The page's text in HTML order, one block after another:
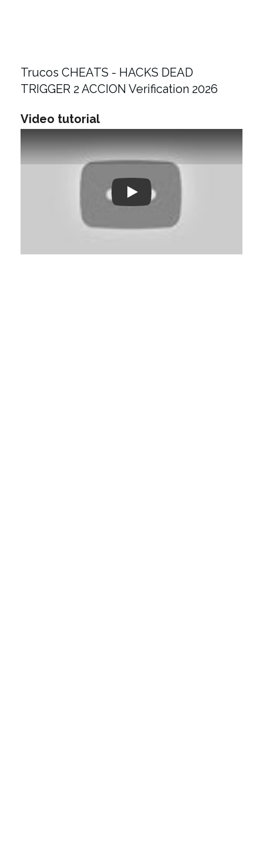
Trucos CHEATS - HACKS DEAD
TRIGGER 2 ACCION Verification 2026
Video tutorial
Play: Keynote (Google I/O '18)